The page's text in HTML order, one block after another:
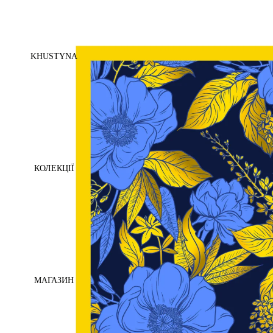
KHUSTYNA
КОЛЕКЦІЇ
МАГАЗИН